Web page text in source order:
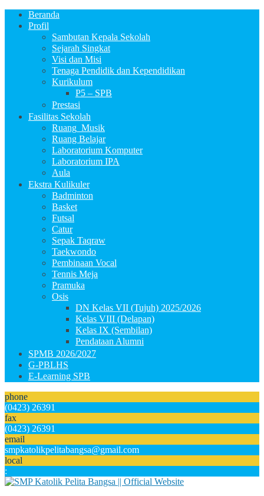
Beranda
Profil
Sambutan Kepala Sekolah
Sejarah Singkat
Visi dan Misi
Tenaga Pendidik dan Kependidikan
Kurikulum
P5 – SPB
Prestasi
Fasilitas Sekolah
Ruang_Musik
Ruang Belajar
Laboratorium Komputer
Laboratorium IPA
Aula
Ekstra Kulikuler
Badminton
Basket
Futsal
Catur
Sepak Taqraw
Taekwondo
Pembinaan Vocal
Tennis Meja
Pramuka
Osis
DN Kelas VII (Tujuh) 2025/2026
Kelas VIII (Delapan)
Kelas IX (Sembilan)
Pendataan Alumni
SPMB 2026/2027
G-PBLHS
E-Learning SPB
phone
(0423) 26391
fax
(0423) 26391
email
smpkatolikpelitabangsa@gmail.com
local
: